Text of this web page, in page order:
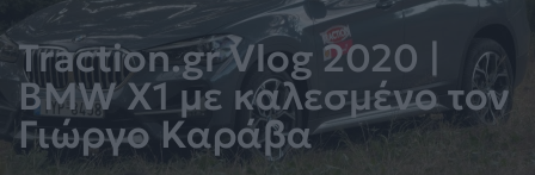
Traction.gr Vlog 2020 |
ΒΜW X1 με καλεσμένο τον
Γιώργο Καράβα